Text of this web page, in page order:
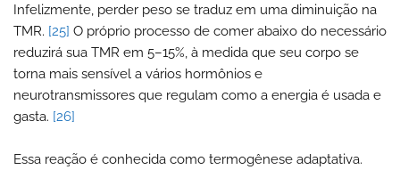
Infelizmente, perder peso se traduz em uma diminuição na
TMR. [25] O próprio processo de comer abaixo do necessário
reduzirá sua TMR em 5–15%, à medida que seu corpo se
torna mais sensível a vários hormônios e
neurotransmissores que regulam como a energia é usada e
gasta. [26]
Essa reação é conhecida como termogênese adaptativa.